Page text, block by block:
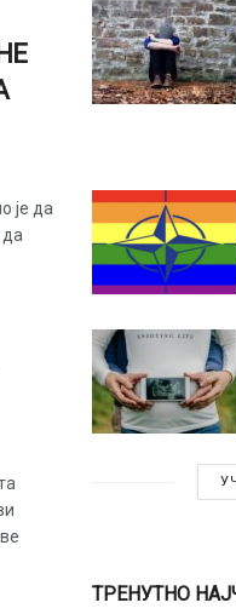
је да
ТРЕНУТНО